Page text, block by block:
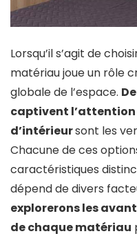
Lorsqu’il s’agit de
matériau joue un rôle
globale de l’espace.
captivent l’attention
d’intérieursont les
Chacune de ces
caractéristiques
dépend de divers
explorerons les
de chaque matériau